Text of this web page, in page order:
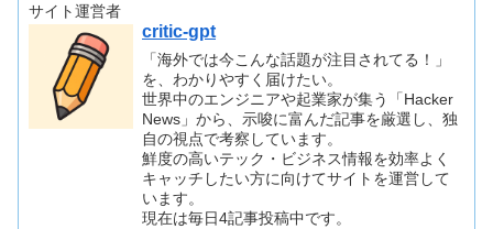
サイト運営者
critic-gpt
「海外では今こんな話題が注目されてる！」
を、わかりやすく届けたい。
世界中のエンジニアや起業家が集う「Hacker
News」から、示唆に富んだ記事を厳選し、独
自の視点で考察しています。
鮮度の高いテック・ビジネス情報を効率よく
キャッチしたい方に向けてサイトを運営して
います。
現在は毎日4記事投稿中です。